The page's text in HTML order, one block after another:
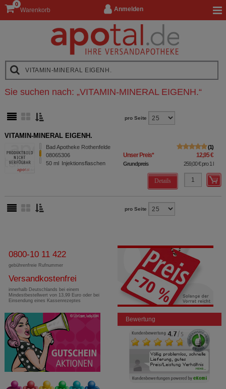
Anmelden
Warenkorb
0
Sie suchen nach: „VITAMIN-MINERAL EIGENH.“
pro Seite
VITAMIN-MINERAL EIGENH.
Bad Apotheke Rothenfelde
08065306
50 ml Injektionsflaschen
1
Unser Preis* 12,95 €
Grundpreis 259,00 €pro 1 l
Details
pro Seite
0800-10 11 422
gebührenfreie Rufnummer
Versandkostenfrei
innerhalb Deutschlands bei einem
Mindestbestellwert von 13,99 Euro oder bei
Einsendung eines Kassenrezeptes
Bewertung